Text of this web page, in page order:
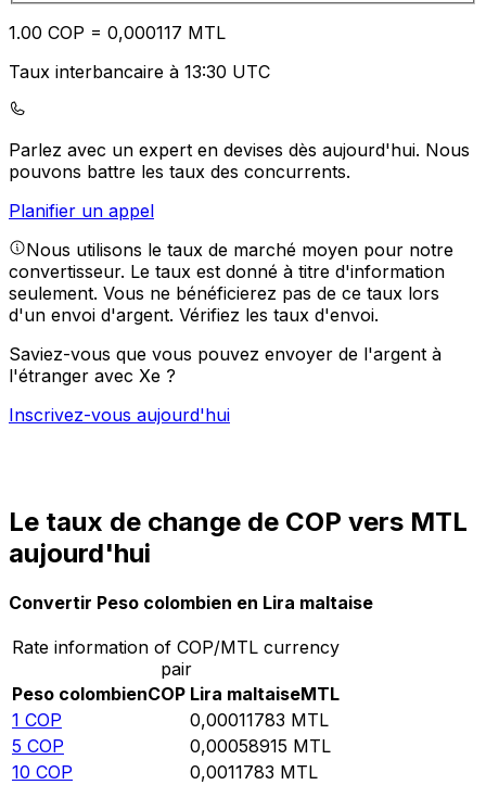
1.00 COP = 0,000117 MTL
Taux interbancaire à 13:30 UTC
Parlez avec un expert en devises dès aujourd'hui. Nous
pouvons battre les taux des concurrents.
Planifier un appel
Nous utilisons le taux de marché moyen pour notre
convertisseur. Le taux est donné à titre d'information
seulement. Vous ne bénéficierez pas de ce taux lors
d'un envoi d'argent. Vérifiez les taux d'envoi.
Saviez-vous que vous pouvez envoyer de l'argent à
l'étranger avec Xe ?
Inscrivez-vous aujourd'hui
Le taux de change de COP vers MTL
aujourd'hui
Convertir Peso colombien en Lira maltaise
Rate information of COP/MTL currency
pair
Peso colombienCOP Lira maltaiseMTL
1 COP 0,00011783 MTL
5 COP 0,00058915 MTL
10 COP 0,0011783 MTL